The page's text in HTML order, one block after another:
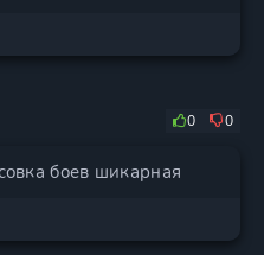
0 0
боев шикарная